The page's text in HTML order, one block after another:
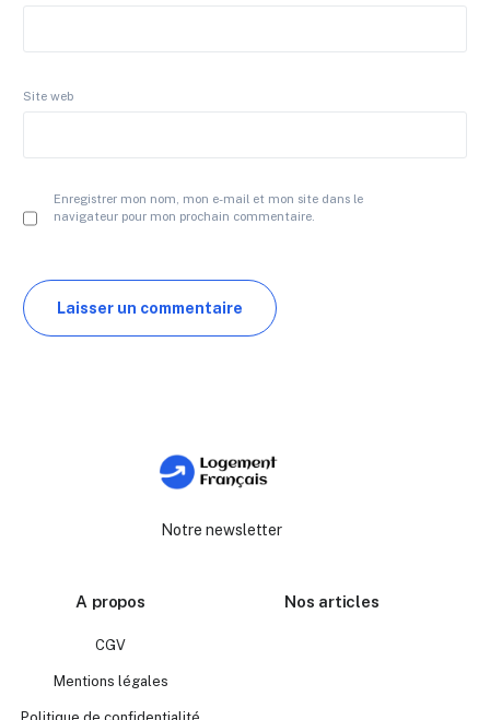
Site web
Enregistrer mon nom, mon e-mail et mon site dans le
navigateur pour mon prochain commentaire.
Notre newsletter
A propos
CGV
Mentions légales
Nos articles